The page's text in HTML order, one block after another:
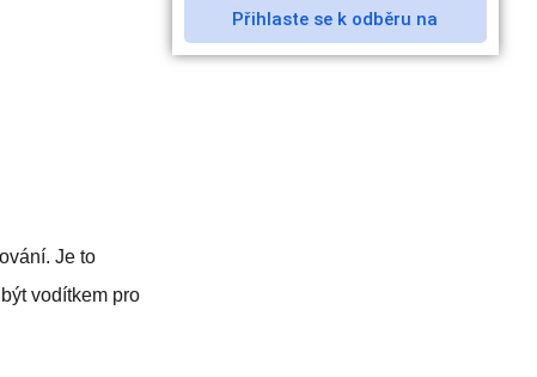
Je to
vodítkem pro
Přihlaste se k odběru na